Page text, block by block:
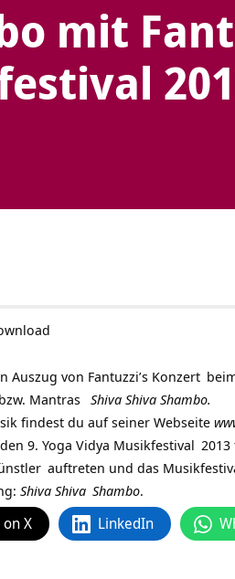
mit
Auszug von Fantuzzi’s Konzert
bzw. Mantras Shiva Shiva Shambo.
findest du auf seiner Webseite
9. Yoga Vidya Musikfestival
auftreten und das
Shiva Shiva Shambo.
X LinkedIn